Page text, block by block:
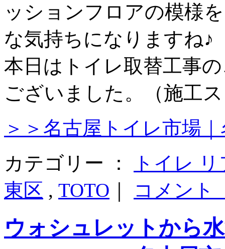
ッションフロアの模様
な気持ちになりますね♪
本日はトイレ取替工事
ございました。（施工
＞＞名古屋トイレ市場
カテゴリー ：
トイレ
東区 , TOTO ｜ コメント
ウォシュレットから